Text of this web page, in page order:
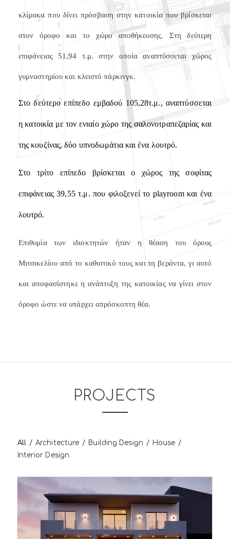
κλίμακα που δίνει πρόσβαση στην κατοικία που βρίσκεται
στον όροφο και το χώρο αποθήκευσης. Στη δεύτερη
επιφάνειας 51,94 τ.μ. στην οποία αναπτύσσεται χώρος
γυμναστηρίου και κλειστό πάρκινγκ.
Στο δεύτερο επίπεδο εμβαδού 105,28τ.μ., αναπτύσσεται
η κατοικία με τον ενιαίο χώρο της σαλονοτραπεζαρίας και
της κουζίνας, δύο υπνοδωμάτια και ένα λουτρό.
Στο τρίτο επίπεδο βρίσκεται ο χώρος της σοφίτας
επιφάνειας 39,55 τ.μ. που φιλοξενεί το playroomκαι ένα
λουτρό.
Επιθυμία των ιδιοκτητών ήταν η θέαση του όρους
Μιτσικελίου από το καθιστικό τους και τη βεράντα, γι αυτό
και αποφασίστηκε η ανάπτυξη της κατοικίας να γίνει στον
όροφο ώστε να υπάρχει απρόσκοπτη θέα.
PROJECTS
All / Architecture / Building Design / House /
Interior Design